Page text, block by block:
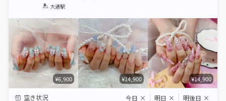
1 2 3
大通駅
¥6,900 ¥14,900 ¥14,900
空き状況 今日 × 明日 × 明後日 ×